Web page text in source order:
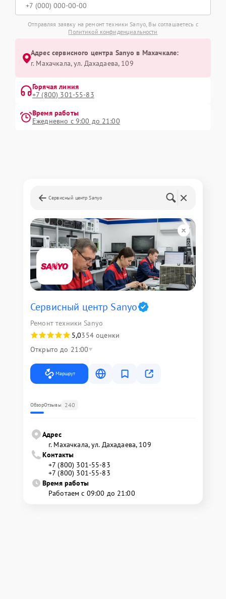
Отправляя заявку на ремонт техники Sanyo, Вы соглашаетесь с
Политикой конфиденциальности
Адрес сервисного центра Sanyo в Махачкале:
г. Махачкала, ул. Дахадаева, 109
Горячая линия
+7 (800) 301-55-83
Время работы
Ежедневно с 9:00 до 21:00
Сервисный центр Sanyo
Сервисный центр Sanyo
Ремонт техники Sanyo
5,0354 оценки
Открыто до 21:00
Маршрут
ОбзорОтзывы 240
Адрес
г. Махачкала, ул. Дахадаева, 109
Контакты
+7 (800) 301-55-83
+7 (800) 301-55-83
Время работы
Работаем с 09:00 до 21:00